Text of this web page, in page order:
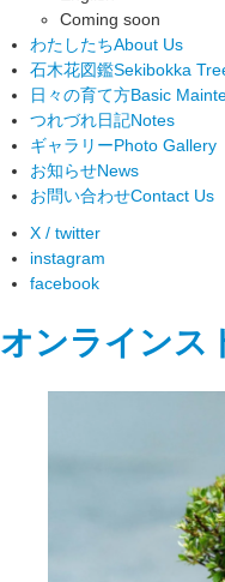
Coming soon
わたしたちAbout Us
石木花図鑑Sekibokka
日々の育て方Basic
つれづれ日記Notes
ギャラリーPhoto Gallery
お知らせNews
お問い合わせContact Us
X / twitter
instagram
facebook
オンラインス